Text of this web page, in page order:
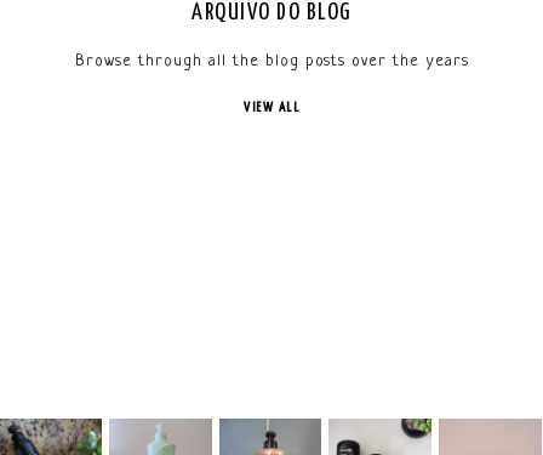
ARQUIVO DO BLOG
Browse through all the blog posts over the years
VIEW ALL